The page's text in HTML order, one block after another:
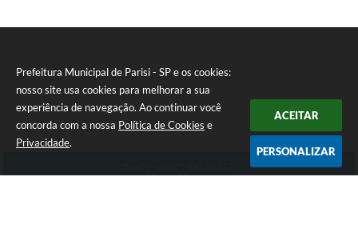
Prefeitura Municipal de Parisi - SP e os cookies:
nosso site usa cookies para melhorar a sua
experiência de navegação. Ao continuar você
concorda com a nossa Política de Cookies e
Privacidade.
ACEITAR
PERSONALIZAR
Endereço: Rua: Aurélio Parizi, 232 - Centro | CEP: 15525-000